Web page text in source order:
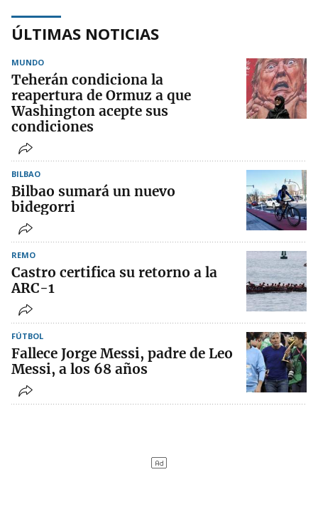
ÚLTIMAS NOTICIAS
MUNDO
Teherán condiciona la
reapertura de Ormuz a que
Washington acepte sus
condiciones
BILBAO
Bilbao sumará un nuevo
bidegorri
REMO
Castro certifica su retorno a la
ARC-1
FÚTBOL
Fallece Jorge Messi, padre de Leo
Messi, a los 68 años